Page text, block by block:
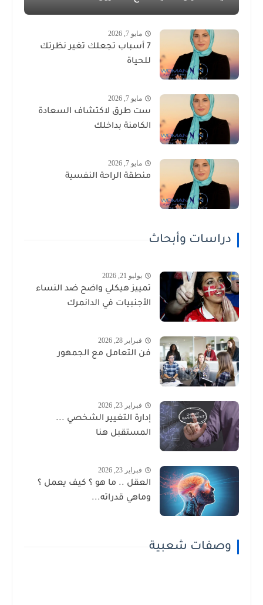
مايو 7, 2026
7 أسباب تجعلك تغير نظرتك
للحياة
مايو 7, 2026
ست طرق لاكتشاف السعادة
الكامنة بداخلك
مايو 7, 2026
منطقة الراحة النفسية
دراسات وأبحاث
يوليو 21, 2026
تمييز هيكلي واضح ضد النساء
الأجنبيات في الدانمرك
فبراير 28, 2026
فن التعامل مع الجمهور
فبراير 23, 2026
إدارة التغيير الشخصي ...
المستقبل هنا
فبراير 23, 2026
العقل .. ما هو ؟ كيف يعمل ؟
وماهي قدراته...
وصفات شعبية